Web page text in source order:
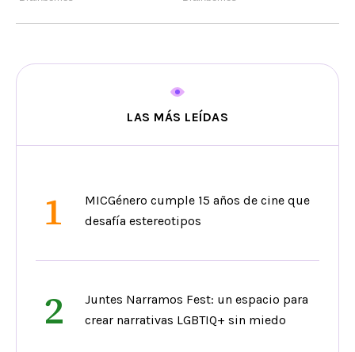
LAS MÁS LEÍDAS
1
MICGénero cumple 15 años de cine que
desafía estereotipos
2
Juntes Narramos Fest: un espacio para
crear narrativas LGBTIQ+ sin miedo